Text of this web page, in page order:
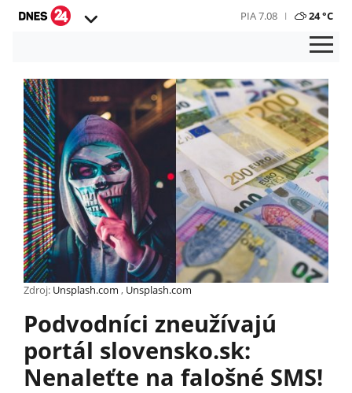
PIA 7.08 24 °C
Zdroj: Unsplash.com , Unsplash.com
Podvodníci zneužívajú
portál slovensko.sk:
Nenaleťte na falošné SMS!